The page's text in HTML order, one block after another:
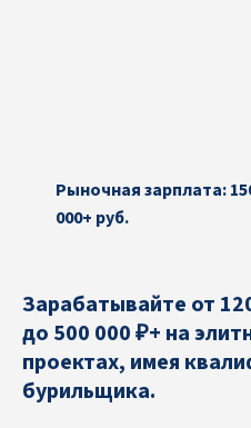
Рыночная зарплата:
000+ руб.
Зарабатывайте от
до 500 000 ₽+ на
проектах, имея
бурильщика.